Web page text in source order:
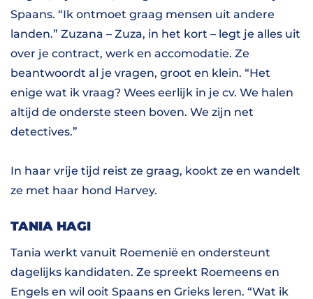
Spaans. “Ik ontmoet graag mensen uit andere
landen.” Zuzana – Zuza, in het kort – legt je alles uit
over je contract, werk en accomodatie. Ze
beantwoordt al je vragen, groot en klein. “Het
enige wat ik vraag? Wees eerlijk in je cv. We halen
altijd de onderste steen boven. We zijn net
detectives.”
In haar vrije tijd reist ze graag, kookt ze en wandelt
ze met haar hond Harvey.
TANIA HAGI
Tania werkt vanuit Roemenië en ondersteunt
dagelijks kandidaten. Ze spreekt Roemeens en
Engels en wil ooit Spaans en Grieks leren. “Wat ik